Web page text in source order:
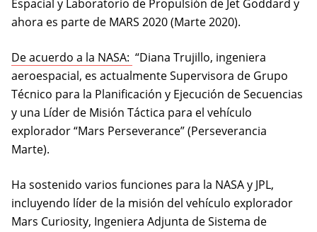
Espacial y Laboratorio de Propulsión de Jet Goddard y
ahora es parte de MARS 2020 (Marte 2020).
De acuerdo a la NASA: (opens in a new tab)
“Diana Trujillo, ingeniera
aeroespacial, es actualmente Supervisora de Grupo
Técnico para la Planificación y Ejecución de Secuencias
y una Líder de Misión Táctica para el vehículo
explorador “Mars Perseverance” (Perseverancia
Marte).
Ha sostenido varios funciones para la NASA y JPL,
incluyendo líder de la misión del vehículo explorador
Mars Curiosity, Ingeniera Adjunta de Sistema de